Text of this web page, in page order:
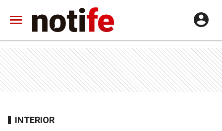
INTERIOR